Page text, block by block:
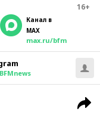
16+
Канал в
MAX
max.ru/bfm